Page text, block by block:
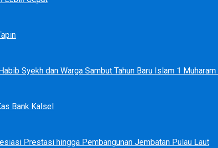
Syekh dan Warga Sambut Tahun Baru Islam 1 Muharam
Bank Kalsel
Prestasi hingga Pembangunan Jembatan Pulau Laut